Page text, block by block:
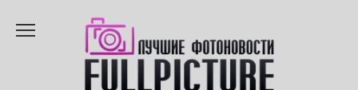
содержанию